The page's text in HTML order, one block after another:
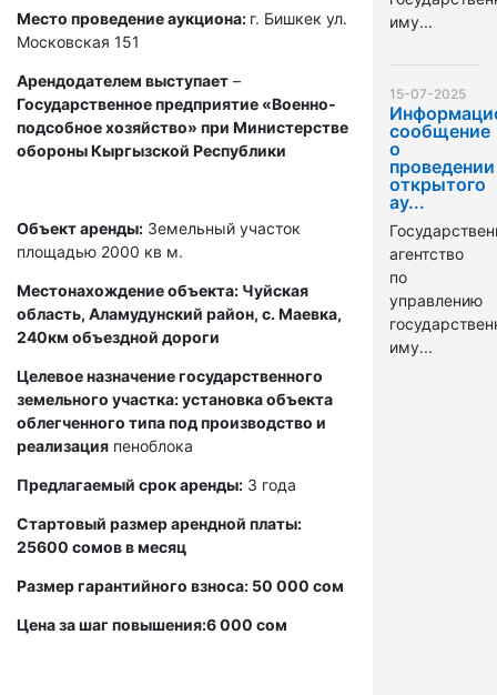
Место проведение аукциона: г. Бишкек ул.
Московская 151
Арендодателем выступает –
Государственное предприятие «Военно-
подсобное хозяйство» при Министерстве
обороны Кыргызской Республики
Объект аренды: Земельный участок
площадью 2000 кв м.
Местонахождение объекта: Чуйская
область, Аламудунский район, с. Маевка,
240км объездной дороги
Целевое назначение государственного
земельного участка: установка объекта
облегченного типа под производство и
реализация пеноблока
Предлагаемый срок аренды: 3 года
Стартовый размер арендной платы:
25600 сомов в месяц
Размер гарантийного взноса: 50 000 сом
Цена за шаг повышения:6 000 сом
иму...
15-07-2025
сообщение
о
проведении
открытого
ау...
агентство
по
управлению
иму...